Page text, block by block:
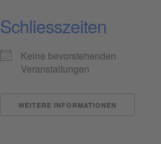
Schliesszeiten
Keine bevorstehenden
Veranstaltungen
WEITERE INFORMATIONEN